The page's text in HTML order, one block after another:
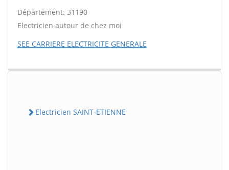
Département: 31190
Electricien autour de chez moi
SEE CARRIERE ELECTRICITE GENERALE
Electricien SAINT-ETIENNE